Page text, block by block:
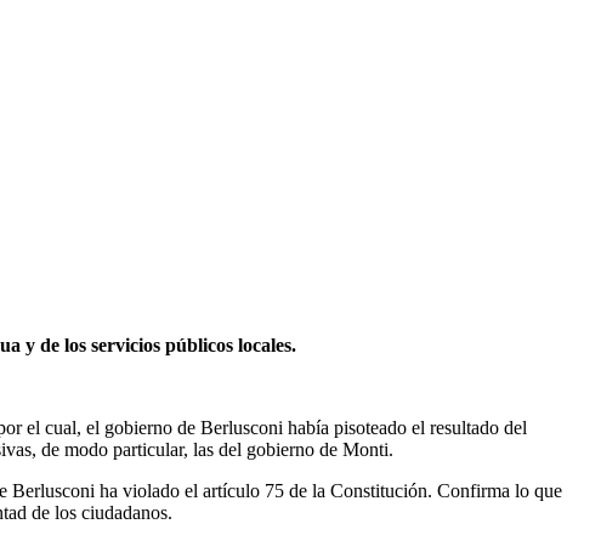
y de los servicios públicos locales.
el cual, el gobierno de Berlusconi había pisoteado el resultado del
de modo particular, las del gobierno de Monti.
Berlusconi ha violado el artículo 75 de la Constitución. Confirma lo que
de los ciudadanos.